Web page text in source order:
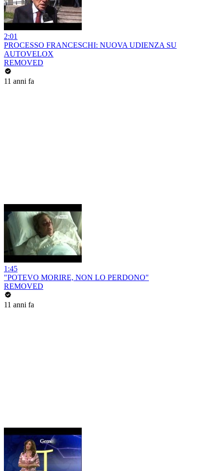
2:01
PROCESSO FRANCESCHI: NUOVA UDIENZA SU
AUTOVELOX
REMOVED
11 anni fa
1:45
"POTEVO MORIRE, NON LO PERDONO"
REMOVED
11 anni fa